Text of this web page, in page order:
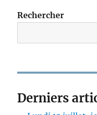
Rechercher
Derniers